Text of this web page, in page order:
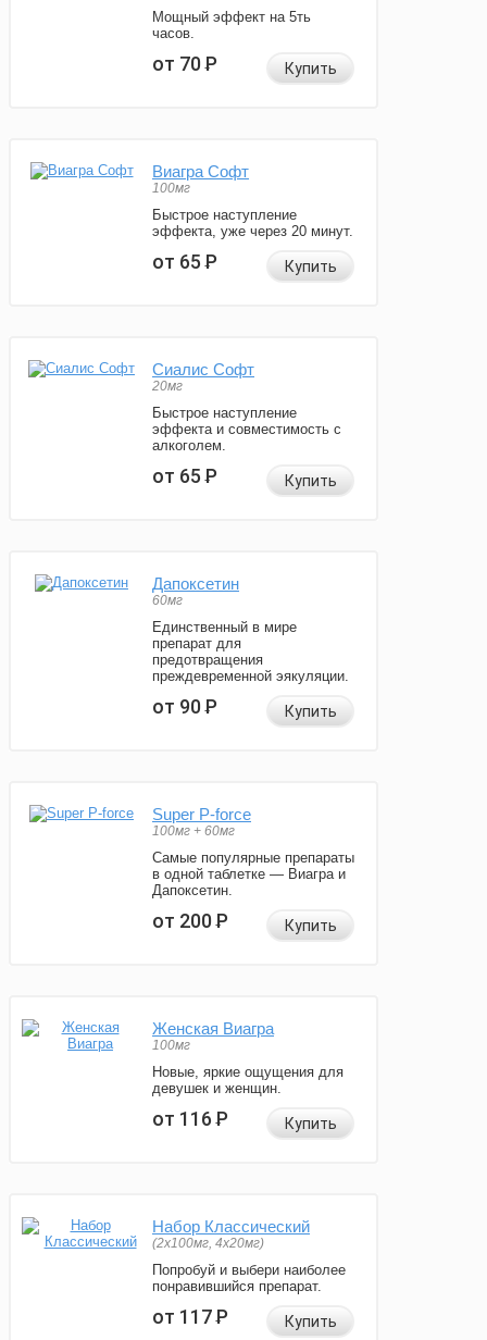
Мощный эффект на 5ть
часов.
от 70Р Купить
Виагра Софт
100мг
Быстрое наступление
эффекта, уже через 20 минут.
от 65Р Купить
Сиалис Софт
20мг
Быстрое наступление
эффекта и совместимость с
алкоголем.
от 65Р Купить
Дапоксетин
60мг
Единственный в мире
препарат для
предотвращения
преждевременной эякуляции.
от 90Р Купить
Super P-force
100мг + 60мг
Самые популярные препараты
в одной таблетке — Виагра и
Дапоксетин.
от 200Р Купить
Женская Виагра
100мг
Новые, яркие ощущения для
девушек и женщин.
от 116Р Купить
Набор Классический
(2x100мг, 4x20мг)
Попробуй и выбери наиболее
понравившийся препарат.
от 117Р Купить